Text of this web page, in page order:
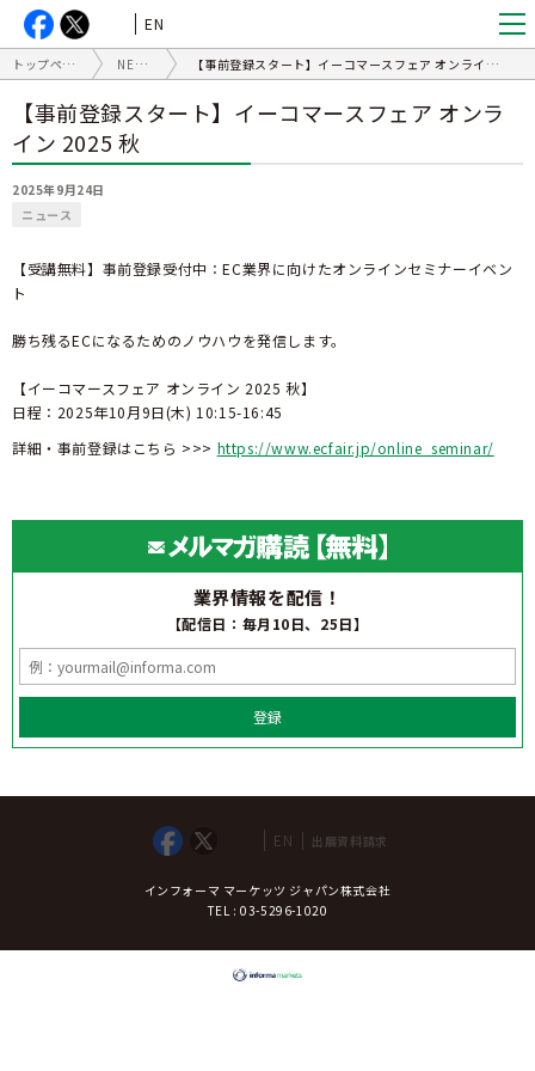
EN
トップページ NEWS 【事前登録スタート】イーコマースフェア オンライン 2025 秋
【事前登録スタート】イーコマースフェア オンラ
イン 2025 秋
2025年9月24日
ニュース
【受講無料】事前登録受付中：EC業界に向けたオンラインセミナーイベン
ト
勝ち残るECになるためのノウハウを発信します。
【イーコマースフェア オンライン 2025 秋】
日程：2025年10月9日(木) 10:15-16:45
詳細・事前登録はこちら >>> https://www.ecfair.jp/online_seminar/
業界情報を配信！
【配信日：毎月10日、25日】
登録
EN 出展資料請求
インフォーマ マーケッツ ジャパン株式会社
TEL : 03-5296-1020